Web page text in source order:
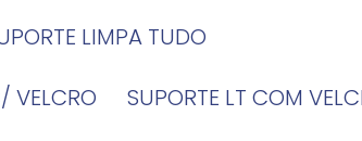
LIMPA TUDO
VELCRO SUPORTE LT COM